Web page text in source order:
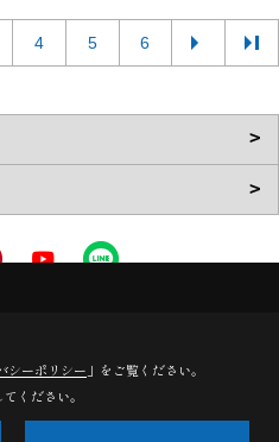
4 5 6
Rights Reserved.
シーポリシー 」をご覧ください。
ください。